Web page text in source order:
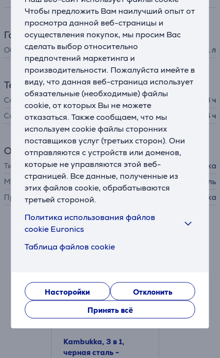
Чтобы предложить Вам наилучший опыт от
просмотра данной веб-страницы и
осуществления покупок, мы просим Вас
сделать выбор относительно
предпочтений маркетинга и
производительности. Пожалуйста имейте в
виду, что данная веб-страница использует
обязательные (необходимые) файлы
cookie, от которых Вы не можете
отказаться. Также сообщаем, что мы
используем cookie файлы сторонних
поставщиков услуг (третьих сторон). Они
отправляются с устройств или доменов,
которые не управляются этой веб-
страницей. Все данные, полученные из
этих файлов cookie, обрабатываются
третьей стороной.
Политика использования файлов
cookie Euronics
Таблица файлов cookie
Насторойки
Отклонить
Принять всё
Габариты
Объем 1 л
Температура
Сохранение холода
48 ч
Сохранение тепла
16 ч
Общий параметр
Тип
Термокружка
Материал
нержавеющая сталь
Производитель
Kambukka
Подходящие товары
Kambukka, 3 в 1,
черная сталь -